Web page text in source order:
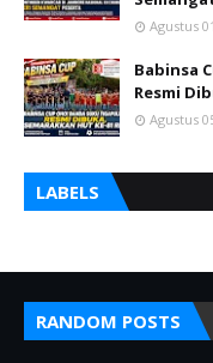
Agustus
Babinsa
Resmi
Agustus
LABELS
RANDOM POSTS